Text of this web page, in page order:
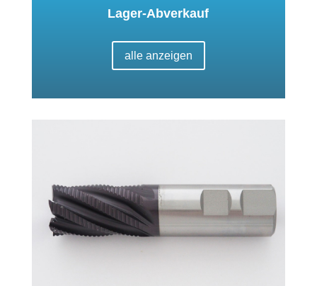
Lager-Abverkauf
alle anzeigen